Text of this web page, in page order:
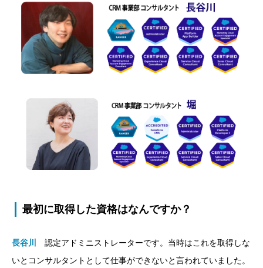
最初に取得した資格はなんですか？
長谷川
認定アドミニストレーターです。当時はこれを取得しな
いとコンサルタントとして仕事ができないと言われていました。